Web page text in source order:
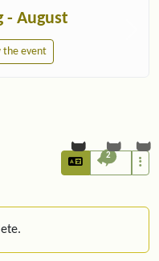
- August
the event
2